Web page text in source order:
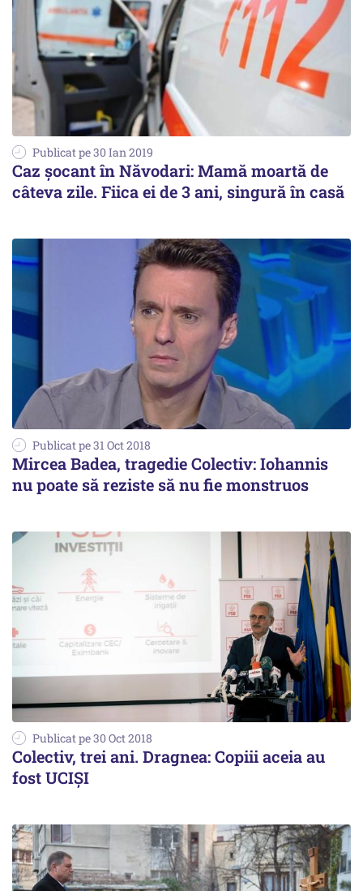
Publicat pe 30 Ian 2019
Caz șocant în Năvodari: Mamă moartă de
câteva zile. Fiica ei de 3 ani, singură în casă
Publicat pe 31 Oct 2018
Mircea Badea, tragedie Colectiv: Iohannis
nu poate să reziste să nu fie monstruos
Publicat pe 30 Oct 2018
Colectiv, trei ani. Dragnea: Copiii aceia au
fost UCIȘI